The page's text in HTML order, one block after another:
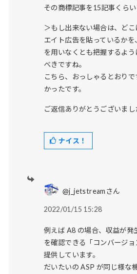
その商標記事を15記事くらい
＞もし出来ない場合は、どこ
エイト広告を貼っているか
を用いなくとも把握するよ
べきですね。
こちら、おっしゃるとおり
かったです。
ご返信ありがとうございまし
ナイス！
@j_jetstreamさん
2022/01/15 15:28
例えば A8 の場合、収益が発
を確認できる「コンバージ
提供しています。
だいたいの ASP が同じ様な